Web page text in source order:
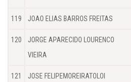
119 JOAO ELIAS BARROS FREITAS
120
JORGE APARECIDO LOURENCO
VIEIRA
121 JOSE FELIPEMOREIRATOLOI